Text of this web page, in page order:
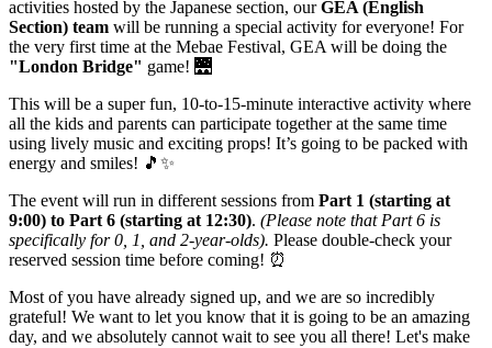
activities hosted by the Japanese section, ourGEA (English
Section) team will be running a special activity for everyone! For
the very first time at the Mebae Festival, GEA will be doing the
"London Bridge" game! 🌉
This will be a super fun, 10-to-15-minute interactive activity where
all the kids and parents can participate together at the same time
using lively music and exciting props! It’s going to be packed with
energy and smiles! 🎵✨
The event will run in different sessions from Part 1 (starting at
9:00) to Part 6 (starting at 12:30). (Please note that Part 6 is
specifically for 0, 1, and 2-year-olds). Please double-check your
reserved session time before coming! ⏰
Most of you have already signed up, and we are so incredibly
grateful! We want to let you know that it is going to be an amazing
day, and we absolutely cannot wait to see you all there! Let's make